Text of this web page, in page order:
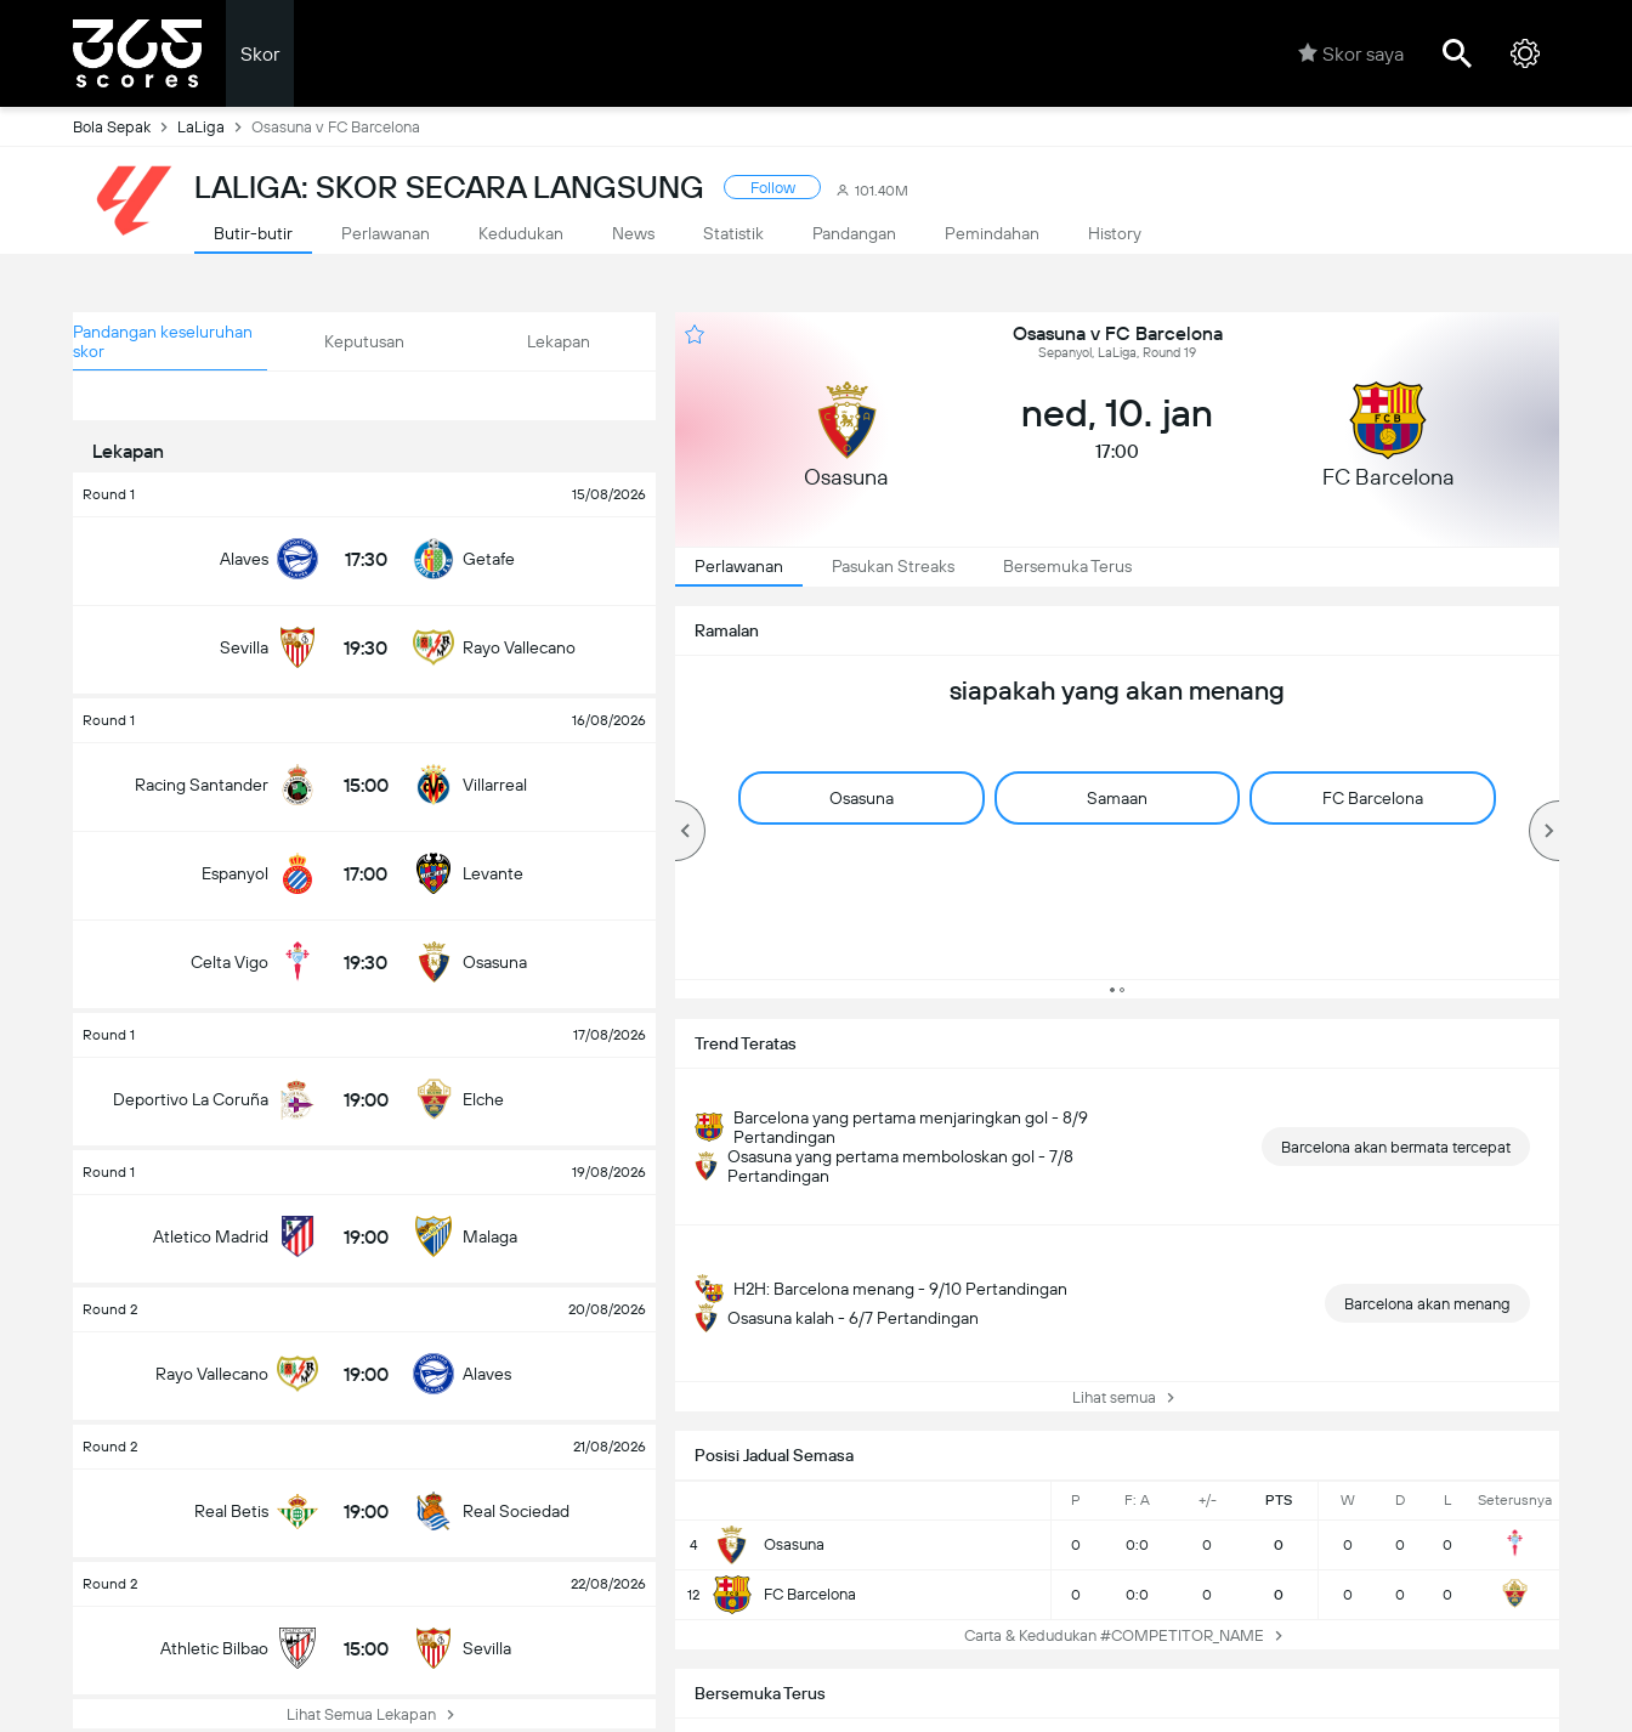
Skor Skor saya
Bola Sepak LaLiga Osasuna v FC Barcelona
LALIGA: SKOR SECARA LANGSUNG Follow 101.40M
Butir-butir Perlawanan Kedudukan News Statistik Pandangan Pemindahan History
Pandangan keseluruhan
skor
Keputusan Lekapan
Lekapan
Round 1 15/08/2026
Alaves 17:30 Getafe
Sevilla 19:30 Rayo Vallecano
Round 1 16/08/2026
Racing Santander 15:00 Villarreal
Espanyol 17:00 Levante
Celta Vigo 19:30 Osasuna
Round 1 17/08/2026
Deportivo La Coruña 19:00 Elche
Round 1 19/08/2026
Atletico Madrid 19:00 Malaga
Round 2 20/08/2026
Rayo Vallecano 19:00 Alaves
Round 2 21/08/2026
Real Betis 19:00 Real Sociedad
Round 2 22/08/2026
Athletic Bilbao 15:00 Sevilla
Lihat Semua Lekapan
Osasuna v FC Barcelona
Sepanyol, LaLiga, Round 19
Osasuna
ned, 10. jan
17:00
FC Barcelona
Perlawanan Pasukan Streaks Bersemuka Terus
Ramalan
siapakah yang akan menang
Osasuna Samaan FC Barcelona
Over
Trend Teratas
Barcelona yang pertama menjaringkan gol - 8/9
Pertandingan
Osasuna yang pertama memboloskan gol - 7/8
Pertandingan
Barcelona akan bermata tercepat
H2H: Barcelona menang - 9/10 Pertandingan
Osasuna kalah - 6/7 Pertandingan
Barcelona akan menang
Lihat semua
Posisi Jadual Semasa
P F: A +/- PTS W D L Seterusnya
4 Osasuna 0 0:0 0 0 0 0 0
12 FC Barcelona 0 0:0 0 0 0 0 0
Carta & Kedudukan #COMPETITOR_NAME
Bersemuka Terus